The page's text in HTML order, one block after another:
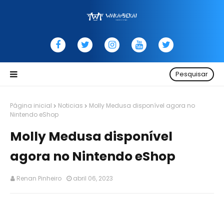
Pesquisar
Página inicial Noticias
Molly Medusa disponível agora no
Nintendo eShop
Molly Medusa disponível
agora no Nintendo eShop
Renan Pinheiro abril 06, 2023